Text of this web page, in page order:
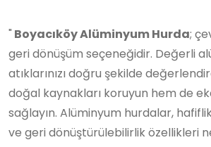
" Boyacıköy Alüminyum Hurda;
geri dönüşüm seçeneğidir. Değerli
atıklarınızı doğru şekilde
doğal kaynakları koruyun hem de
sağlayın. Alüminyum hurdalar,
ve geri dönüştürülebilirlik özellikleri